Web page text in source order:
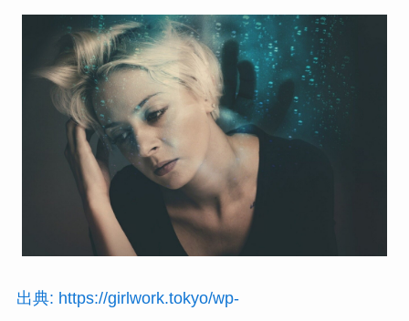
出典: https://girlwork.tokyo/wp-